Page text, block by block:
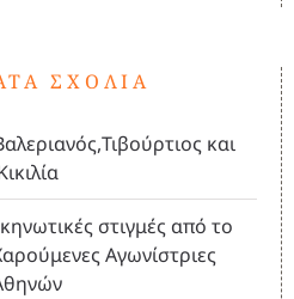
ΣΧΌΛΙΑ
και
στιγμές από το
Αγωνίστριες